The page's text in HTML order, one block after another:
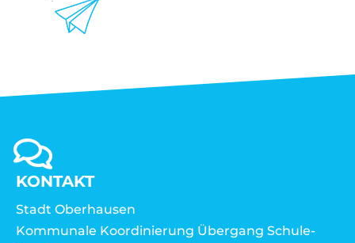
KONTAKT
Stadt Oberhausen
Kommunale Koordinierung Übergang Schule-